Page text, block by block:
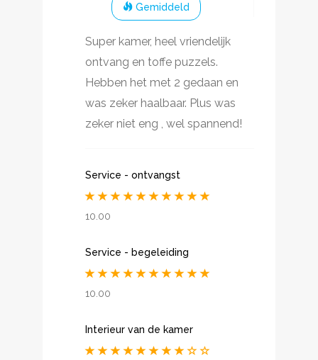
Gemiddeld
Super kamer, heel vriendelijk
ontvang en toffe puzzels.
Hebben het met 2 gedaan en
was zeker haalbaar. Plus was
zeker niet eng , wel spannend!
Service - ontvangst
10.00
Service - begeleiding
10.00
Interieur van de kamer